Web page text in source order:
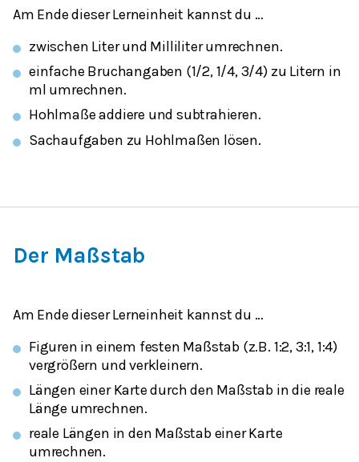
Am Ende dieser Lerneinheit kannst du …
zwischen Liter und Milliliter umrechnen.
einfache Bruchangaben (1/2, 1/4, 3/4) zu Litern in
ml umrechnen.
Hohlmaße addiere und subtrahieren.
Sachaufgaben zu Hohlmaßen lösen.
Der Maßstab
Am Ende dieser Lerneinheit kannst du …
Figuren in einem festen Maßstab (z.B. 1:2, 3:1, 1:4)
vergrößern und verkleinern.
Längen einer Karte durch den Maßstab in die reale
Länge umrechnen.
reale Längen in den Maßstab einer Karte
umrechnen.